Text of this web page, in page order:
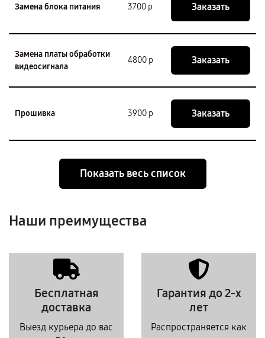
Замена блока питания 3700 р Заказать
Замена платы обработки
видеосигнала
4800 р Заказать
Прошивка 3900 р Заказать
Показать весь список
Наши преимущества
Бесплатная
доставка
Выезд курьера до вас
Гарантия до 2-х
лет
Распространяется как